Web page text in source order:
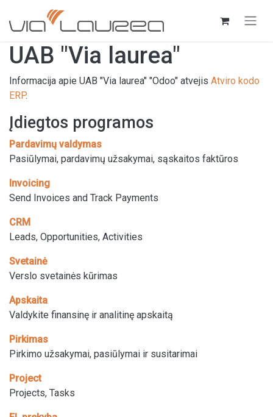
Skip to Content
UAB "Via laurea"
Informacija apie UAB "Via laurea" "Odoo" atvejis Atviro kodo
ERP.
Įdiegtos programos
Pardavimų valdymas
Pasiūlymai, pardavimų užsakymai, sąskaitos faktūros
Invoicing
Send Invoices and Track Payments
CRM
Leads, Opportunities, Activities
Svetainė
Verslo svetainės kūrimas
Apskaita
Valdykite finansinę ir analitinę apskaitą
Pirkimas
Pirkimo užsakymai, pasiūlymai ir susitarimai
Project
Projects, Tasks